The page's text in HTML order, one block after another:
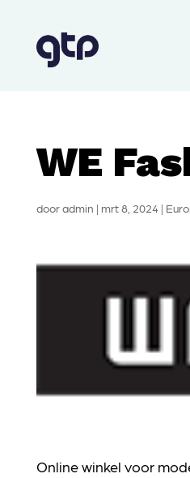
WE
dooradmin | mrt 8, 2024|
Online winkel voor